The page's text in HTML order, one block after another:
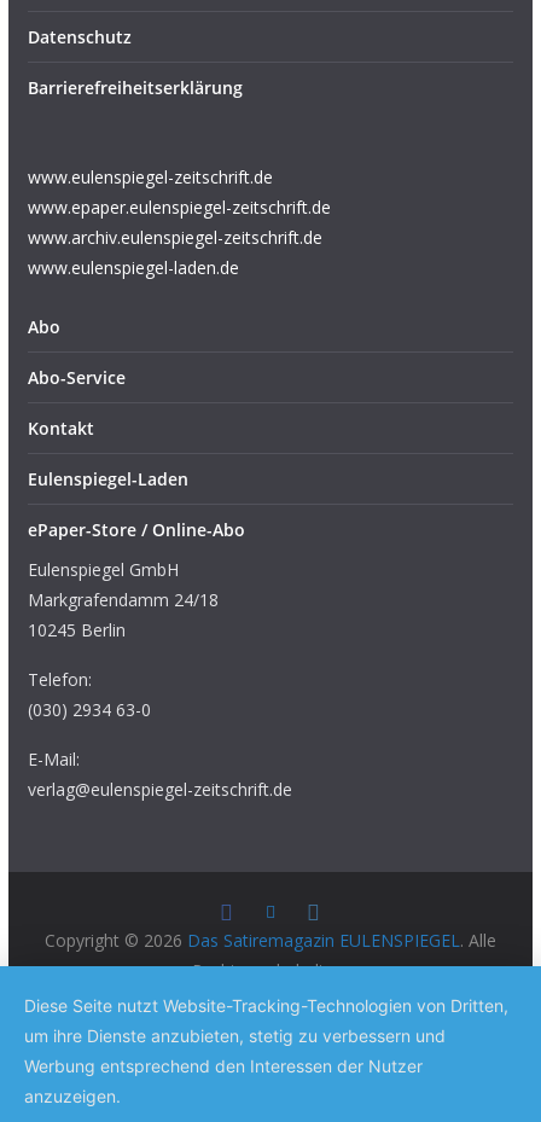
Datenschutz
Barrierefreiheitserklärung
www.eulenspiegel-zeitschrift.de
www.epaper.eulenspiegel-zeitschrift.de
www.archiv.eulenspiegel-zeitschrift.de
www.eulenspiegel-laden.de
Abo
Abo-Service
Kontakt
Eulenspiegel-Laden
ePaper-Store / Online-Abo
Eulenspiegel GmbH
Markgrafendamm 24/18
10245 Berlin
Telefon:
(030) 2934 63-0
E-Mail:
verlag@eulenspiegel-zeitschrift.de
Copyright © 2026 Das Satiremagazin EULENSPIEGEL. Alle
Rechte vorbehalten.
Theme:ColorMag Provon ThemeGrill. Präsentiert von
WordPress.
Diese Seite nutzt Website-Tracking-Technologien von Dritten,
um ihre Dienste anzubieten, stetig zu verbessern und
Werbung entsprechend den Interessen der Nutzer
anzuzeigen.